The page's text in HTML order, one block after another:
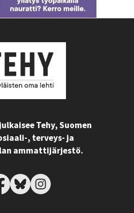
Tehy, Suomen
, terveys- ja
ammattijärjestö.